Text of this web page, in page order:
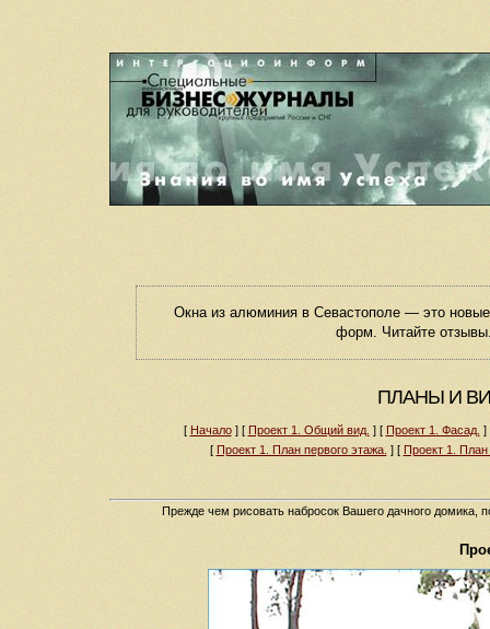
Окна из алюминия в Севастополе — это
форм. Читайте
ПЛАНЫ И
[ Начало] [ Проект 1. Общий вид. ] [ Проект 1. Фасад. ]
[ Проект 1. План первого этажа. ] [ Проект 1. План
Прежде чем рисовать набросок Вашего дачного домика,